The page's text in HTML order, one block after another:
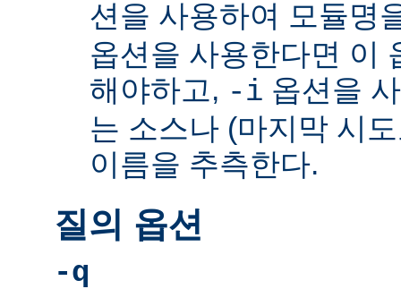
션을 사용하여 모듈명
옵션을 사용한다면 이
해야하고, -i 옵션을
는 소스나 (마지막 시
이름을 추측한다.
질의 옵션
-q